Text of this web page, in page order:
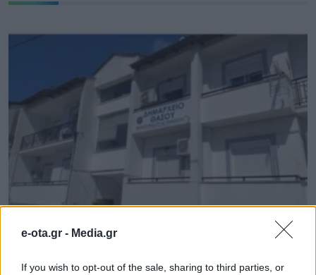
e-ota.gr - Media.gr
If you wish to opt-out of the sale, sharing to third parties, or
Διαβουλεύσεις για τα δημοτικά σχολεία της
Θάσου